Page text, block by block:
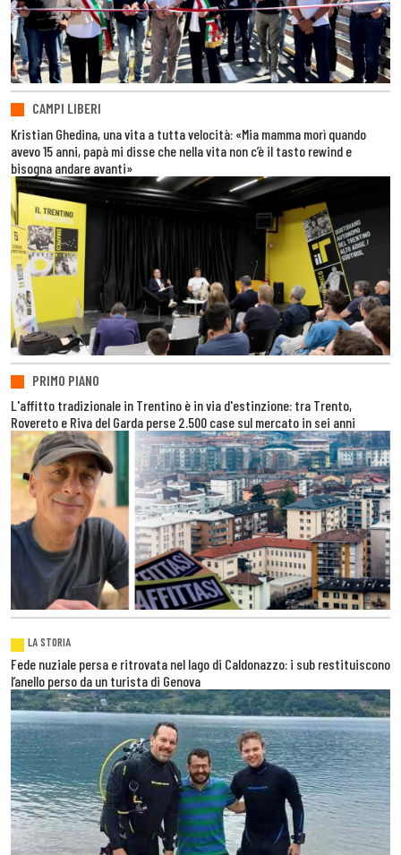
CAMPI LIBERI
Kristian Ghedina, una vita a tutta velocità: «Mia mamma morì quando
avevo 15 anni, papà mi disse che nella vita non c’è il tasto rewind e
bisogna andare avanti»
PRIMO PIANO
L'affitto tradizionale in Trentino è in via d'estinzione: tra Trento,
Rovereto e Riva del Garda perse 2.500 case sul mercato in sei anni
LA STORIA
Fede nuziale persa e ritrovata nel lago di Caldonazzo: i sub restituiscono
l’anello perso da un turista di Genova